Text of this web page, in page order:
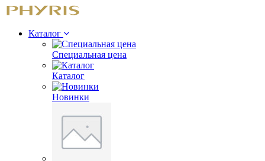
Каталог
Специальная цена
Каталог
Новинки